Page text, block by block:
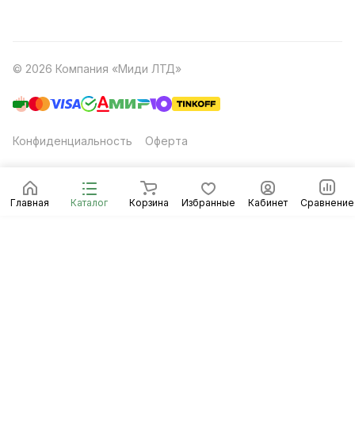
Главная Каталог Корзина Избранные Кабинет Сравнение
© 2026 Компания «Миди ЛТД»
Конфиденциальность Оферта